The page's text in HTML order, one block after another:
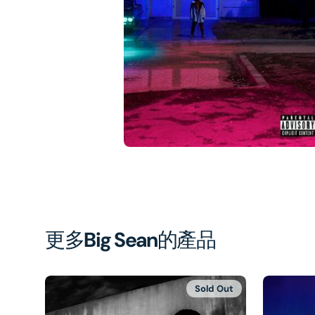
in
更多Big Sean的產品
Sold Out